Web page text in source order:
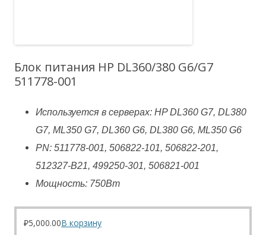
Блок питания HP DL360/380 G6/G7
511778-001
Используется в серверах: HP DL360 G7, DL380
G7, ML350 G7, DL360 G6, DL380 G6, ML350 G6
PN: 511778-001, 506822-101, 506822-201,
512327-B21, 499250-301, 506821-001
Мощность: 750Вт
₽5,000.00В корзину